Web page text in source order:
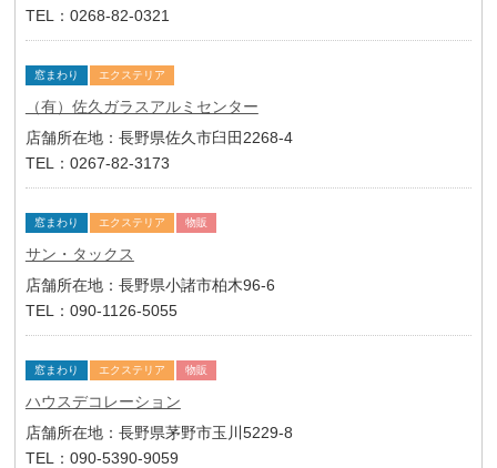
TEL：0268-82-0321
窓まわり エクステリア
（有）佐久ガラスアルミセンター
店舗所在地：長野県佐久市臼田2268-4
TEL：0267-82-3173
窓まわり エクステリア 物販
サン・タックス
店舗所在地：長野県小諸市柏木96-6
TEL：090-1126-5055
窓まわり エクステリア 物販
ハウスデコレーション
店舗所在地：長野県茅野市玉川5229-8
TEL：090-5390-9059